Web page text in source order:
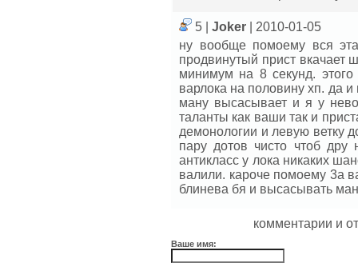
5 | Joker
| 2010-01-05
ну вообще помоему вся
продвинутый прист вкачает
минимум на 8 секунд.
варлока на половину xп. да
ману высасывает и я у
таланты как ваши так и
демонологии и левую ветку
пару дотов чисто чтоб
антикласс у лока никакиx
валили. кароче помоему 3а
блинева бя и высасывать
комментарии и
Ваше имя: